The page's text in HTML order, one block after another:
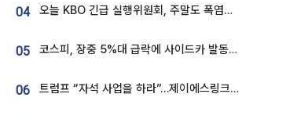
04 오늘 KBO 긴급 실행위원회, 주말도 폭염취소 될까
05 코스피, 장중 5%대 급락에 사이드카 발동…삼성·SK 동반 폭락
06 트럼프 “자석 사업을 하라”…제이에스링크, 비중국 영구자석 공급망 구축 속도